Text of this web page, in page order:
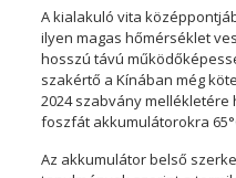
A kialakuló vita
ilyen magas hőmérséklet
hosszú távú
szakértő a Kínában még
2024 szabvány
foszfát akkumulátorokra
Az akkumulátor belső